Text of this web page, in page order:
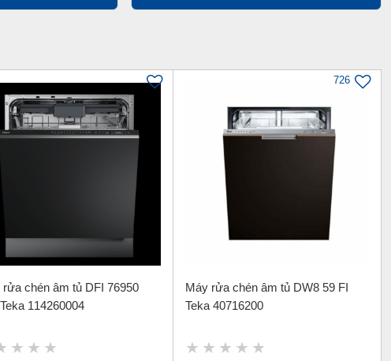
rửa chén âm tủ DFI 76950
114260004
726
Máy rửa chén âm tủ DW8 59 FI
Teka 40716200